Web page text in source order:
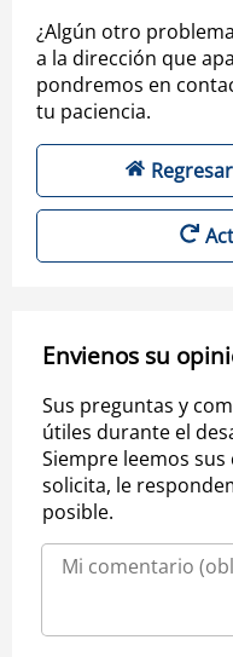
¿Algún otro
a la dirección que
pondremos en
tu paciencia.
Envienos su
Sus preguntas y
útiles durante el
Siempre leemos
solicita, le
posible.